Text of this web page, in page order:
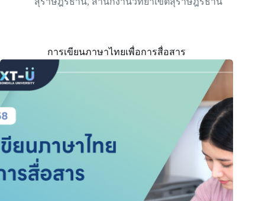
การเขียนภาษาไทยเพื่อการสื่อสาร